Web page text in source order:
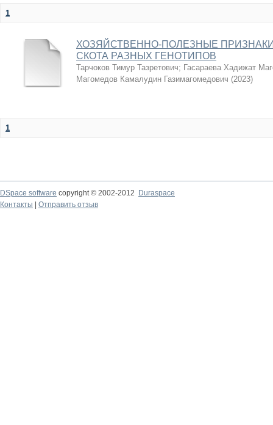
1
ХОЗЯЙСТВЕННО-ПОЛЕЗНЫЕ
СКОТА РАЗНЫХ ГЕНОТИПОВ
Тарчоков Тимур Тазретович; Гасараева Хадижат
Магомедов Камалудин Газимагомедович (2023)
1
DSpace software copyright © 2002-2012
Duraspace
Контакты
Отправить отзыв